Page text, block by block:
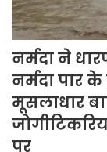
नर्मदा ने
नर्मदा पार
मूसलाधार
पर